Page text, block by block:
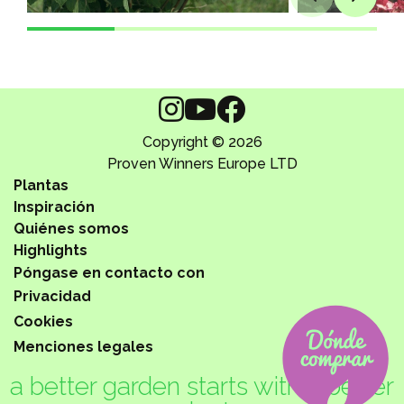
Copyright © 2026
Proven Winners Europe LTD
Plantas
Inspiración
Quiénes somos
Privacidad
Cookies
Menciones legales
Highlights
Póngase en contacto con
a better garden starts with a better